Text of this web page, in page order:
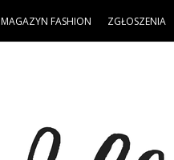
MAGAZYN FASHION ZGŁOSZENIA